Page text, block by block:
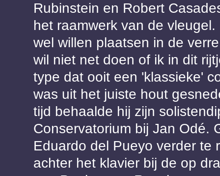
Rubinstein en Robert
het raamwerk van de
wel willen plaatsen in de
wil niet net doen of ik in dit
type dat ooit een 'klassieke'
was uit het juiste hout
tijd behaalde hij zijn
Conservatorium bij Jan Odé.
Eduardo del Pueyo verder te
achter het klavier bij de op